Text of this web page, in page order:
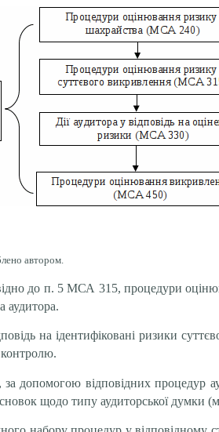
автором.
до п. 5 МСА 315, процедури
аудитора.
на ідентифіковані ризики
контролю.
допомогою відповідних процедур
щодо типу аудиторської думки